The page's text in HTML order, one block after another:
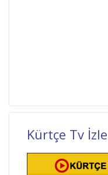
Kürtçe Tv İzle